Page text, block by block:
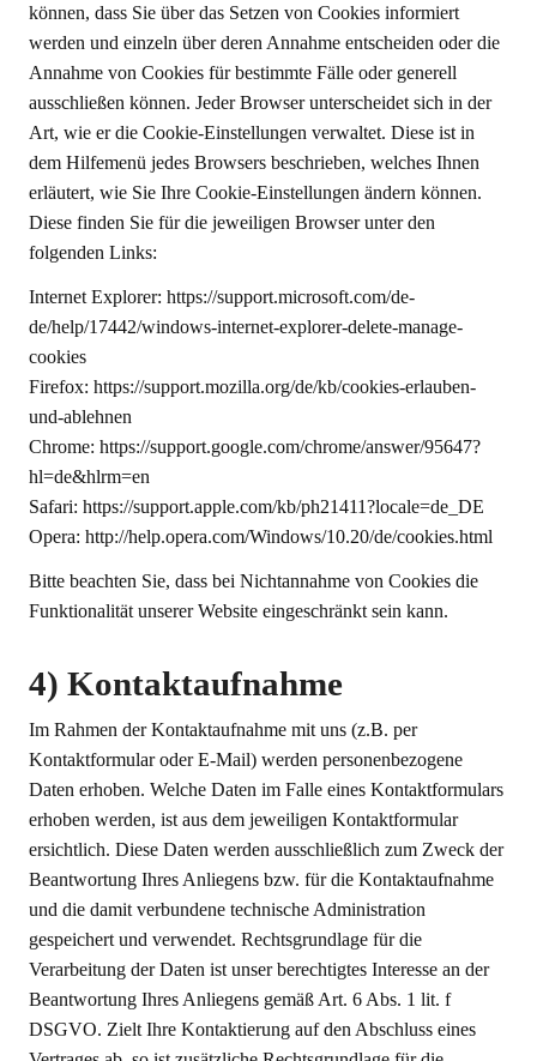
können, dass Sie über das Setzen von Cookies informiert
werden und einzeln über deren Annahme entscheiden oder die
Annahme von Cookies für bestimmte Fälle oder generell
ausschließen können. Jeder Browser unterscheidet sich in der
Art, wie er die Cookie-Einstellungen verwaltet. Diese ist in
dem Hilfemenü jedes Browsers beschrieben, welches Ihnen
erläutert, wie Sie Ihre Cookie-Einstellungen ändern können.
Diese finden Sie für die jeweiligen Browser unter den
folgenden Links:
Internet Explorer: https://support.microsoft.com/de-
de/help/17442/windows-internet-explorer-delete-manage-
cookies
Firefox: https://support.mozilla.org/de/kb/cookies-erlauben-
und-ablehnen
Chrome: https://support.google.com/chrome/answer/95647?
hl=de&hlrm=en
Safari: https://support.apple.com/kb/ph21411?locale=de_DE
Opera: http://help.opera.com/Windows/10.20/de/cookies.html
Bitte beachten Sie, dass bei Nichtannahme von Cookies die
Funktionalität unserer Website eingeschränkt sein kann.
4) Kontaktaufnahme
Im Rahmen der Kontaktaufnahme mit uns (z.B. per
Kontaktformular oder E-Mail) werden personenbezogene
Daten erhoben. Welche Daten im Falle eines Kontaktformulars
erhoben werden, ist aus dem jeweiligen Kontaktformular
ersichtlich. Diese Daten werden ausschließlich zum Zweck der
Beantwortung Ihres Anliegens bzw. für die Kontaktaufnahme
und die damit verbundene technische Administration
gespeichert und verwendet. Rechtsgrundlage für die
Verarbeitung der Daten ist unser berechtigtes Interesse an der
Beantwortung Ihres Anliegens gemäß Art. 6 Abs. 1 lit. f
DSGVO. Zielt Ihre Kontaktierung auf den Abschluss eines